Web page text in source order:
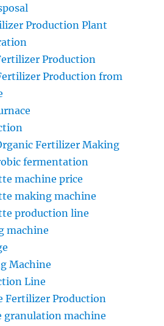
Production Plant
Production
Production from
Fertilizer Making
fermentation
machine price
making machine
production line
machine
Machine
Line
Fertilizer Production
granulation machine